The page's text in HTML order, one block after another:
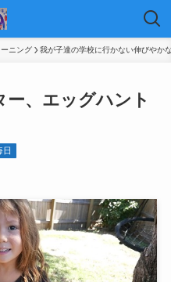
ニング 我が子達の学校に行かない伸びやか
ー、エッグハント
日